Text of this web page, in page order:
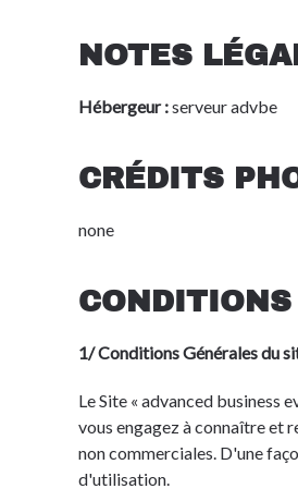
NOTES
Hébergeur :serveur advbe
CRÉDITS
none
1/ Conditions Générales du
Le Site « advanced business
vous engagez à connaître et
non commerciales. D'une
d'utilisation.